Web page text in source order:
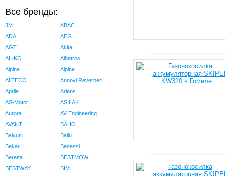
Все бренды:
3M
ABAC
ADA
AEG
AGT
Akita
AL-KO
Albatros
Alpina
Alpine
ALTECO
Annovi Reverberi
Aprila
Ariens
AS-Motor
ASILAK
Aurora
AV Engineering
AVANT
BAHO
Baiyun
Ballu
Bekar
Benassi
Beretta
BESTMOW
BESTWAY
BIM